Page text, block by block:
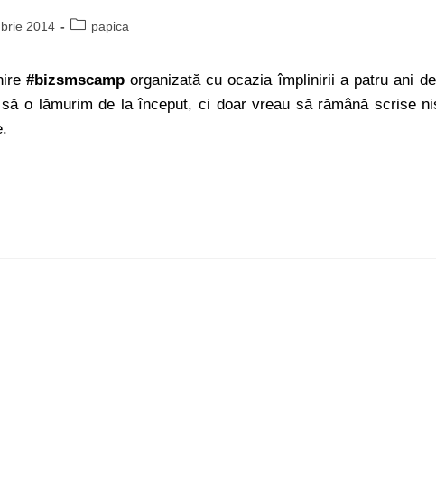
2014 papica
#bizsmscamporganizată cu ocazia împlinirii a patru ani de
o lămurim de la început, ci doar vreau să rămână scrise